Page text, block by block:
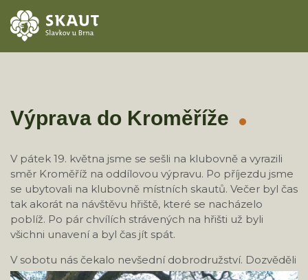
O STŘEDISKU
KONTAKTY
Výprava do Kroměříže
V pátek 19. května jsme se sešli na klubovně a vyrazili
směr Kroměříž na oddílovou výpravu. Po příjezdu jsme
se ubytovali na klubovně místních skautů. Večer byl čas
tak akorát na návštěvu hřiště, které se nacházelo
poblíž. Po pár chvílích strávených na hřišti už byli
všichni unavení a byl čas jít spát.
V sobotu nás čekalo nevšední dobrodružství. Dozvěděli